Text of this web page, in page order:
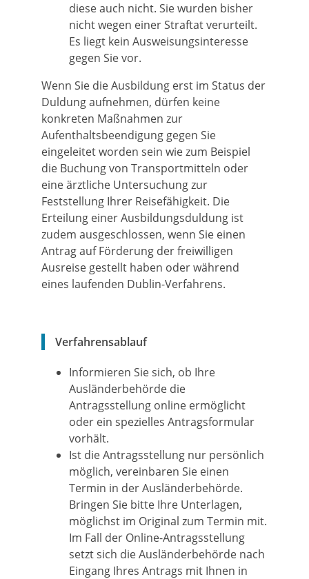
diese auch nicht. Sie wurden bisher
nicht wegen einer Straftat verurteilt.
Es liegt kein Ausweisungsinteresse
gegen Sie vor.
Wenn Sie die Ausbildung erst im Status der
Duldung aufnehmen, dürfen keine
konkreten Maßnahmen zur
Aufenthaltsbeendigung gegen Sie
eingeleitet worden sein wie zum Beispiel
die Buchung von Transportmitteln oder
eine ärztliche Untersuchung zur
Feststellung Ihrer Reisefähigkeit. Die
Erteilung einer Ausbildungsduldung ist
zudem ausgeschlossen, wenn Sie einen
Antrag auf Förderung der freiwilligen
Ausreise gestellt haben oder während
eines laufenden Dublin-Verfahrens.
Verfahrensablauf
Informieren Sie sich, ob Ihre
Ausländerbehörde die
Antragsstellung online ermöglicht
oder ein spezielles Antragsformular
vorhält.
Ist die Antragsstellung nur persönlich
möglich, vereinbaren Sie einen
Termin in der Ausländerbehörde.
Bringen Sie bitte Ihre Unterlagen,
möglichst im Original zum Termin mit.
Im Fall der Online-Antragsstellung
setzt sich die Ausländerbehörde nach
Eingang Ihres Antrags mit Ihnen in